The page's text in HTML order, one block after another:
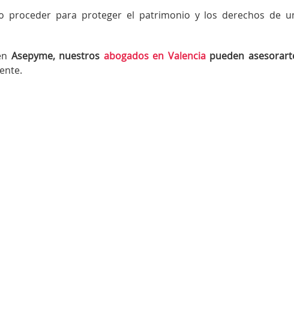
proceder para proteger el patrimonio y los derechos de
Asepyme, nuestros abogados en Valenciapueden